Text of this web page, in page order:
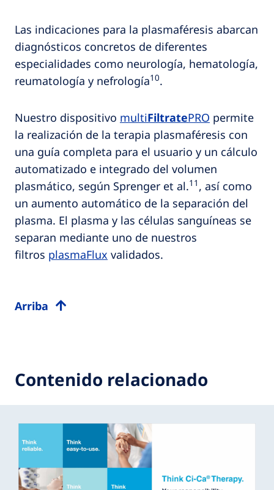
Las indicaciones para la plasmaféresis abarcan
diagnósticos concretos de diferentes
especialidades como neurología, hematología,
reumatología y nefrología10.
Nuestro dispositivo multiFiltratePRO permite
la realización de la terapia plasmaféresis con
una guía completa para el usuario y un cálculo
automatizado e integrado del volumen
plasmático, según Sprenger et al.11 , así como
un aumento automático de la separación del
plasma. El plasma y las células sanguíneas se
separan mediante uno de nuestros
filtros plasmaFlux validados.
Arriba
Contenido relacionado